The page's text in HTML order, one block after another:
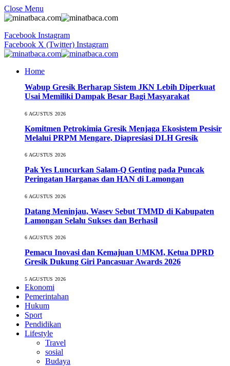
Close Menu
Facebook Instagram
Facebook X (Twitter) Instagram
Home
Wabup Gresik Berharap Sistem JKN Lebih Diperkuat
Usai Memiliki Dampak Besar Bagi Masyarakat
6 AGUSTUS 2026
Komitmen Petrokimia Gresik Menjaga Ekosistem Pesisir
Melalui PRPM Mengare, Diapresiasi DLH Gresik
6 AGUSTUS 2026
Pak Yes Luncurkan Salam-Q Genting pada Puncak
Peringatan Harganas dan HAN di Lamongan
6 AGUSTUS 2026
Datang Meninjau, Wasev Sebut TMMD di Kabupaten
Lamongan Selalu Sukses dan Berhasil
6 AGUSTUS 2026
Pemacu Inovasi dan Kemajuan UMKM, Ketua DPRD
Gresik Dukung Giri Pancasuar Awards 2026
5 AGUSTUS 2026
Ekonomi
Pemerintahan
Hukum
Sport
Pendidikan
Lifestyle
Travel
sosial
Budaya